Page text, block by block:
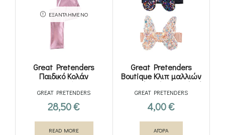
ΕΞΑΝΤΛΗΜΈΝΟ
Great Pretenders
Παιδικό Κολάν
Μεταλιζέ Ροζ
GREAT PRETENDERS
28,50€
READ MORE
Great Pretenders
Boutique Κλιπ μαλλιών
με Γκλίτερ ‘Πεταλούδα’
(επιλογή από 2
χρώματα)
GREAT PRETENDERS
4,00€
ΑΓΟΡΑ